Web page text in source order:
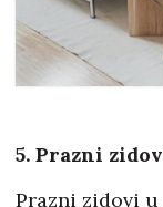
5. Prazni
Prazni zidovi u